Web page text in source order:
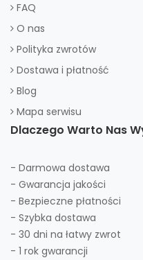
FAQ
O nas
Polityka zwrotów
Dostawa i płatność
Blog
Mapa serwisu
Dlaczego Warto Nas
- Darmowa dostawa
- Gwarancja jakości
- Bezpieczne płatności
- Szybka dostawa
- 30 dni na łatwy zwrot
- 1 rok gwarancji